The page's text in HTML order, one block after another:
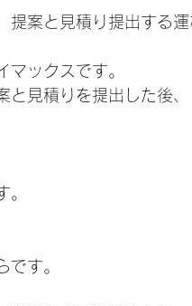
提案と見積り提出する
ックスです。
と見積りを提出した後
。
です。